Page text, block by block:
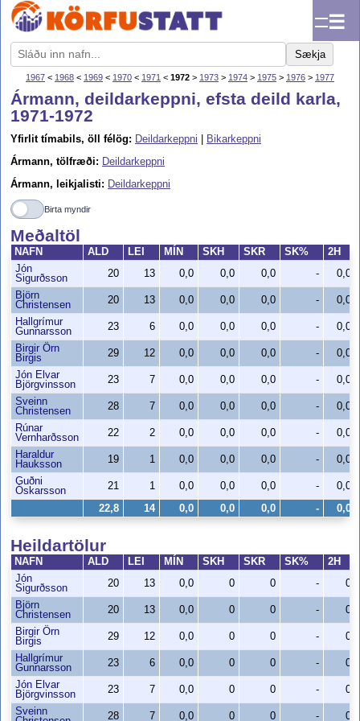
☰
Sækja
1967 < 1968 < 1969 < 1970 < 1971 < 1972 > 1973 > 1974 > 1975 > 1976 > 1977
Ármann, deildarkeppni, efsta deild karla,
1971-1972
Yfirlit tímabils, öll félög: Deildarkeppni
Bikarkeppni
Ármann, tölfræði: Deildarkeppni
Ármann, leikjalisti: Deildarkeppni
Birta myndir
Heildartölur
NAFN ALD LEI MÍN SKH SKR SK% 2H
Jón
Sigurðsson
20 13 0,0 0 0 -
0
Björn
Christensen
20 13 0,0 0 0 -
0
Birgir Örn
Birgis
29 12 0,0 0 0 -
0
Hallgrímur
Gunnarsson
23 6 0,0 0 0 -
0
Jón Elvar
Björgvinsson
23 7 0,0 0 0 -
0
Sveinn
28 7 0,0 0 0 - 0
Meðaltöl
NAFN ALD LEI MÍN SKH SKR SK% 2H
Jón
Sigurðsson
20 13 0,0 0,0 0,0 -
0,0
Björn
Christensen
20 13 0,0 0,0 0,0 -
0,0
Hallgrímur
Gunnarsson
23 6 0,0 0,0 0,0 -
0,0
Birgir Örn
Birgis
29 12 0,0 0,0 0,0 -
0,0
Jón Elvar
Björgvinsson
23 7 0,0 0,0 0,0 -
0,0
Sveinn
Christensen
28 7 0,0 0,0 0,0 -
0,0
Rúnar
Vernharðsson
22 2 0,0 0,0 0,0 -
0,0
Haraldur
Hauksson
19 1 0,0 0,0 0,0 -
0,0
Guðni
Óskarsson
21 1 0,0 0,0 0,0 - 0,0
22,8 14 0,0 0,0 0,0 - 0,0